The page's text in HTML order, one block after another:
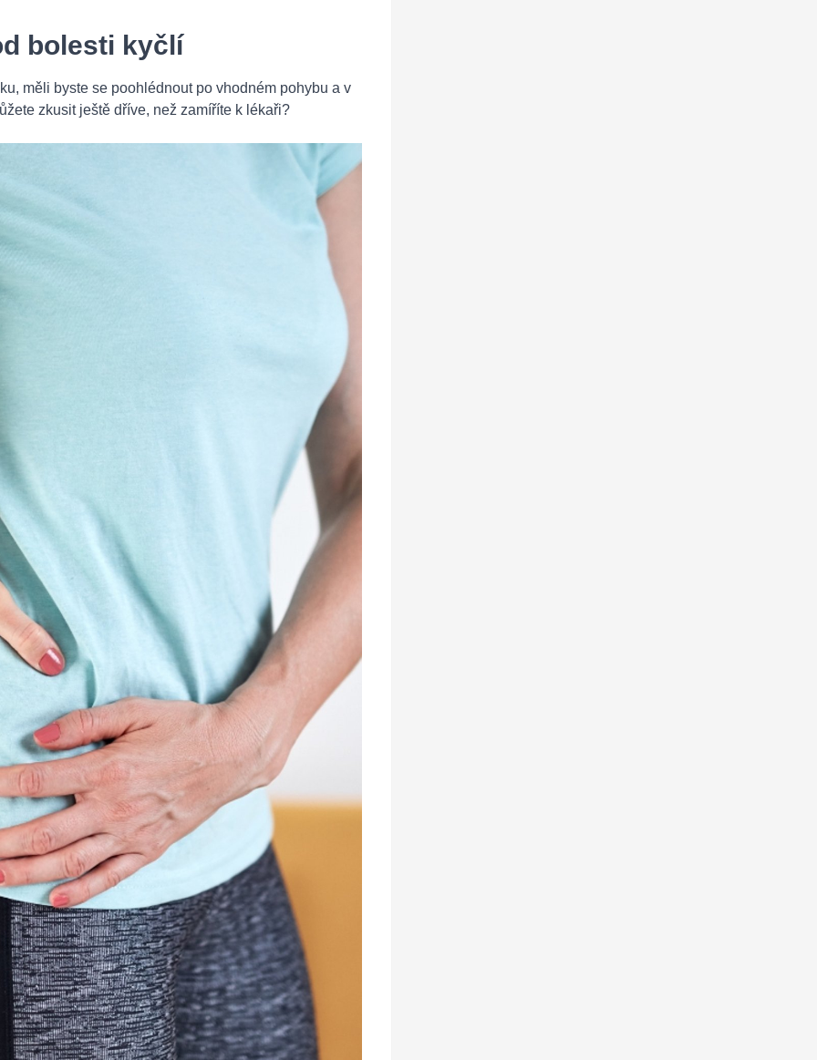
bolesti kyčlí
měli byste se poohlédnout po vhodném pohybu a v
zkusit ještě dříve, než zamíříte k lékaři?